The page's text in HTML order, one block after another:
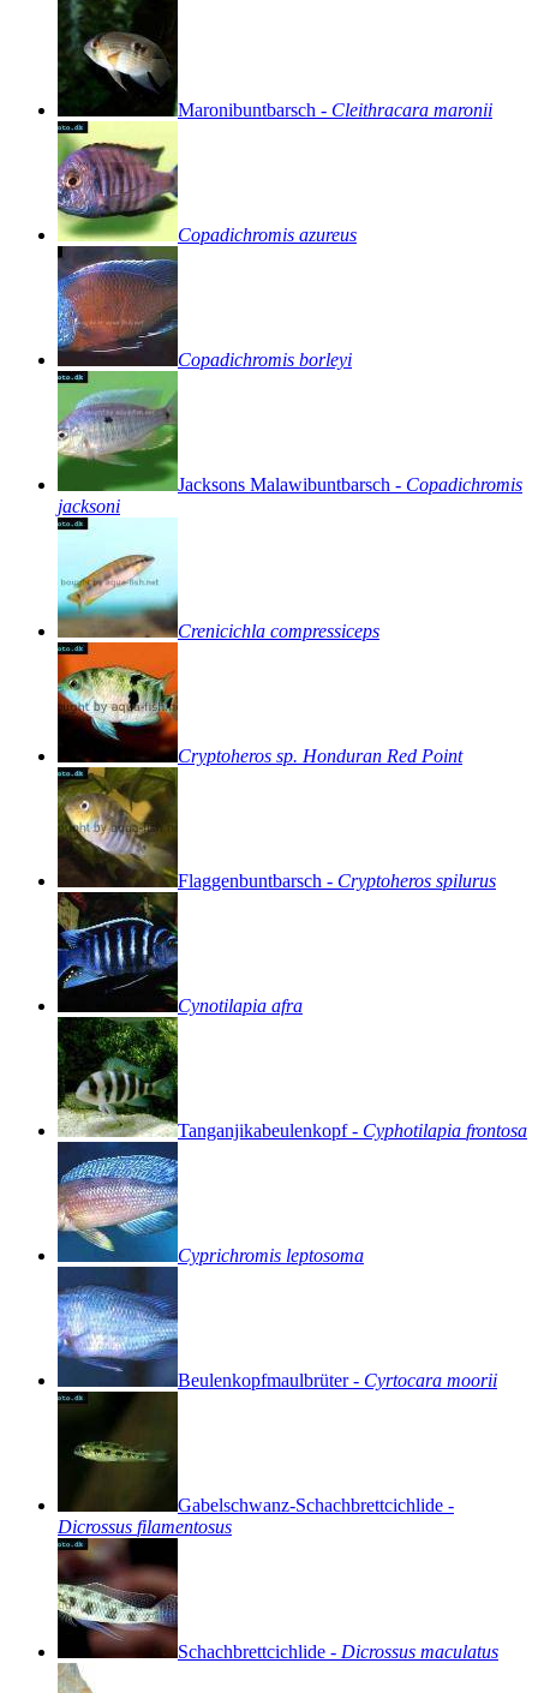
Maronibuntbarsch - Cleithracara maronii
Copadichromis azureus
Copadichromis borleyi
Jacksons Malawibuntbarsch - Copadichromis
jacksoni
Crenicichla compressiceps
Cryptoheros sp. Honduran Red Point
Flaggenbuntbarsch - Cryptoheros spilurus
Cynotilapia afra
Tanganjikabeulenkopf- Cyphotilapia frontosa
Cyprichromis leptosoma
Beulenkopfmaulbrüter- Cyrtocara moorii
Gabelschwanz-Schachbrettcichlide -
Dicrossus filamentosus
Schachbrettcichlide - Dicrossus maculatus